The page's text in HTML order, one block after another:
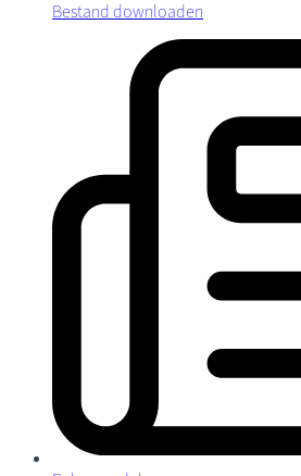
Bestand downloaden